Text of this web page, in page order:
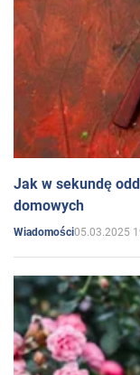
Jak w sekundę
domowych
Wiadomości05.03.2025